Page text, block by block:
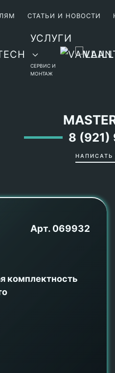
СТАТЬИ И НОВОСТИ
УСЛУГИ
СЕРВИС И
МОНТАЖ
8
Арт. 069932
комплектность